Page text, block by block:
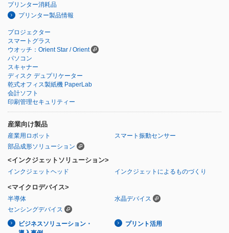
プリンター消耗品
プリンター製品情報
プロジェクター
スマートグラス
ウオッチ：Orient Star / Orient
パソコン
スキャナー
ディスク デュプリケーター
乾式オフィス製紙機 PaperLab
会計ソフト
印刷管理セキュリティー
産業向け製品
産業用ロボット
スマート振動センサー
部品成形ソリューション
<インクジェットソリューション>
インクジェットヘッド インクジェットによるものづくり
<マイクロデバイス>
半導体
水晶デバイス
センシングデバイス
ビジネスソリューション・
プリント活用